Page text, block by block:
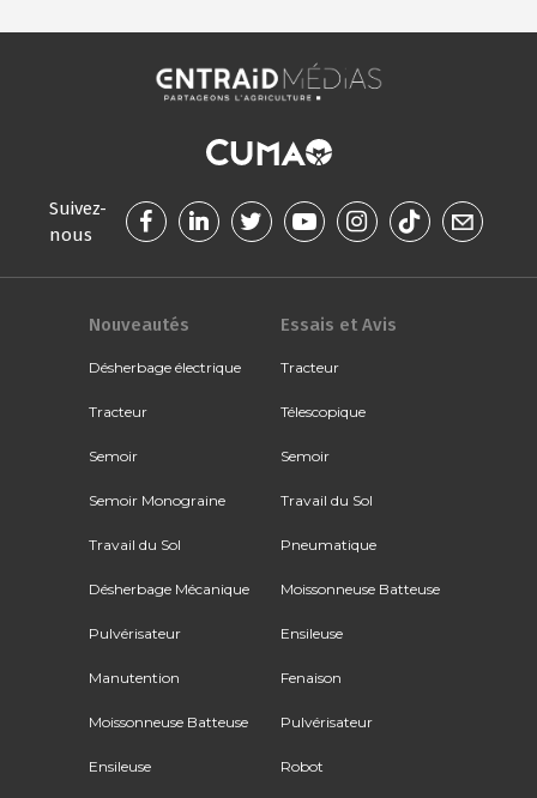
Suivez-
nous
Nouveautés
Désherbage électrique
Tracteur
Semoir
Semoir Monograine
Travail du Sol
Désherbage Mécanique
Pulvérisateur
Manutention
Moissonneuse Batteuse
Ensileuse
Essais et Avis
Tracteur
Télescopique
Semoir
Travail du Sol
Pneumatique
Moissonneuse Batteuse
Ensileuse
Fenaison
Pulvérisateur
Robot